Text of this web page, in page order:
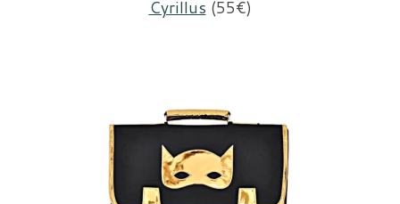
Cyrillus (55€)